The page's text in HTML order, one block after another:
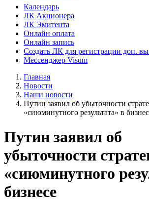
Календарь
ЛК Акционера
ЛК Эмитента
Онлайн оплата
Онлайн запись
Создать ЛК для регистрации доп.
Мессенджер Visum
Главная
Новости
Наши новости
Путин заявил об убыточности
«сиюминутного результата» в
Путин заявил об
убыточности
«сиюминутного
бизнесе